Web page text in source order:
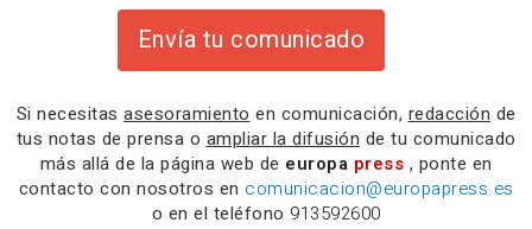
Envía tu comunicado
Si necesitas asesoramiento en comunicación, redacción de
tus notas de prensa o ampliar la difusión de tu comunicado
más allá de la página web de europa press , ponte en
contacto con nosotros en comunicacion@europapress.es
o en el teléfono 913592600